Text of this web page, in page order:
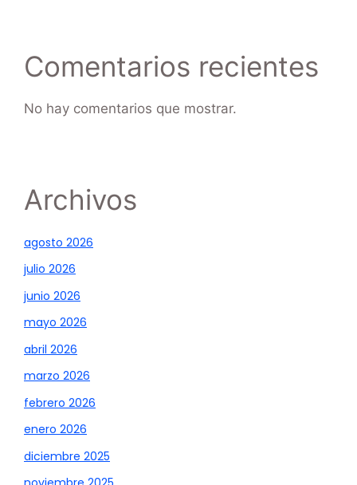
Comentarios recientes
No hay comentarios que mostrar.
Archivos
agosto 2026
julio 2026
junio 2026
mayo 2026
abril 2026
marzo 2026
febrero 2026
enero 2026
diciembre 2025